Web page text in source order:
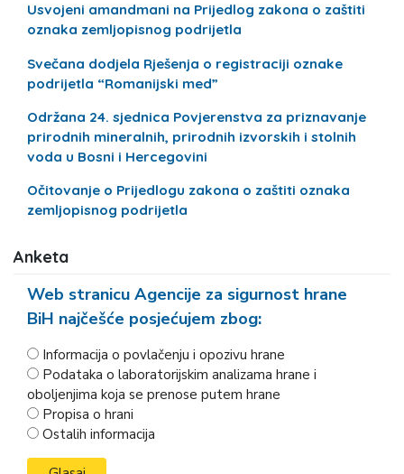
Usvojeni amandmani na Prijedlog zakona o zaštiti
oznaka zemljopisnog podrijetla
Svečana dodjela Rješenja o registraciji oznake
podrijetla “Romanijski med”
Održana 24. sjednica Povjerenstva za priznavanje
prirodnih mineralnih, prirodnih izvorskih i stolnih
voda u Bosni i Hercegovini
Očitovanje o Prijedlogu zakona o zaštiti oznaka
zemljopisnog podrijetla
Anketa
Web stranicu Agencije za sigurnost hrane
BiH najčešće posjećujem zbog:
Informacija o povlačenju i opozivu hrane
Podataka o laboratorijskim analizama hrane i
oboljenjima koja se prenose putem hrane
Propisa o hrani
Ostalih informacija